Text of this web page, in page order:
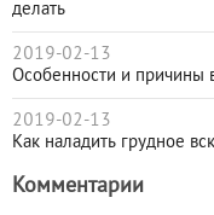
делать
2019-02-13
Особенности и причины
2019-02-13
Как наладить грудное
Комментарии